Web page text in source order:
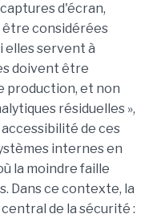
d'écran,
considérées
elles servent à
doivent être
production, et non
résiduelles »,
de ces
internes en
la moindre faille
Dans ce contexte, la
de la sécurité :